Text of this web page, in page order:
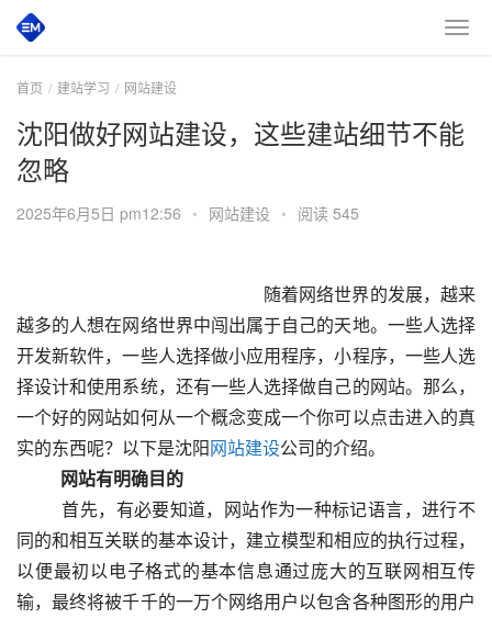
首页 建站学习 网站建设
沈阳做好网站建设，这些建站细节不能
忽略
2025年6月5日 pm12:56 • 网站建设 • 阅读 545
越多的人想在网络世界中闯出属于自己的天地。一些人选择
开发新软件，一些人选择做小应用程序，小程序，一些人选
择设计和使用系统，还有一些人选择做自己的网站。那么，
一个好的网站如何从一个概念变成一个你可以点击进入的真
实的东西呢？以下是沈阳网站建设公司的介绍。
网站有明确目的
同的和相互关联的基本设计，建立模型和相应的执行过程，
以便最初以电子格式的基本信息通过庞大的互联网相互传
输，最终将被千千的一万个网络用户以包含各种图形的用户